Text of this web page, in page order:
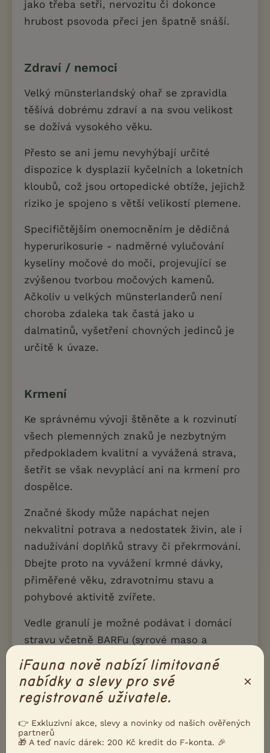
jako třeba setři, nervozitu či dokonce
hrubost psovoda přeci jen špatně snáší.
Zdraví / nemoci
Velký münsterlandský ohař se zpravidla
těšívá dobrému zdraví a na svou velikost
se dožívá vysokého věku.
Přesto se ani jemu nevyhýbají určité
dispozice k dysplazii kyčelních a loketních
kloubů, což jsou ortopedické obtíže, jejichž
riziko je spojeno s větší velikostí plemene.
Specifičtějším onemocněním je dědičná
hyperurikosurie - nadměrné vylučování
kyseliny močové do moči, projevující se
zvýšenou tvorbou močových kamenů.
Ačkoliv u velkých münsterlanderů není
choroba zdaleka tak častá jako u
dalmatinů, vyšetření chovných jedinců je
určitě k úvaze.
Krmení
Ke správnému vývoji štěněte a k rozvinutí
všech plemenných znaků je nezbytným
předpokladem kvalitní a vyvážená strava,
šetřit se však nevyplácí ani na krmení pro
dospělce.
Značné škody může napáchat nejen
nekvalitní potrava a nedostatek živin, ale i
nadužívání doplňků stravy či překrmování.
Dbejte proto na vyvážení krmné dávky,
přiměřené věku, zdravotnímu stavu a
pohybové aktivitě zvířete.
Vedle granulí je možné podávat i domácí
stravu včetně BARFu (syrové maso a
příloha), někteří myslivci však u
barfovaných psů pozorovali vyšší tendenci
k načínání ulovené kořisti.
iFauna nově nabízí limitované
nabídky a slevy pro své
registrované uživatele.
×
👉 Exkluzivní akce, slevy a novinky od našich ověřených
partnerů
🎁 A teď navíc dárek: 200 Kč kredit do F-konta. 🎉